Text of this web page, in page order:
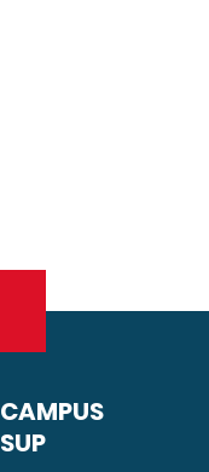
CAMPUS
SUP